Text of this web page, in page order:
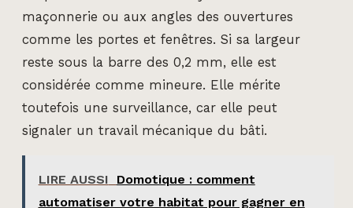
maçonnerie ou aux angles des ouvertures
comme les portes et fenêtres. Si sa largeur
reste sous la barre des 0,2 mm, elle est
considérée comme mineure. Elle mérite
toutefois une surveillance, car elle peut
signaler un travail mécanique du bâti.
LIRE AUSSI
Domotique : comment
automatiser votre habitat pour gagner en